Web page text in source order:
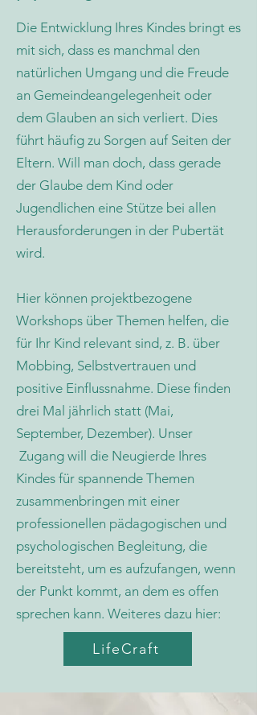
Die Entwicklung Ihres Kindes bringt es
mit sich, dass es manchmal den
natürlichen Umgang und die Freude
an Gemeindeangelegenheit oder
dem Glauben an sich verliert. Dies
führt häufig zu Sorgen auf Seiten der
Eltern. Will man doch, dass gerade
der Glaube dem Kind oder
Jugendlichen eine Stütze bei allen
Herausforderungen in der Pubertät
wird.
Hier können projektbezogene
Workshops über Themen helfen, die
für Ihr Kind relevant sind, z. B. über
Mobbing, Selbstvertrauen und
positive Einflussnahme. Diese finden
drei Mal jährlich statt (Mai,
September, Dezember). Unser
Zugang will die Neugierde Ihres
Kindes für spannende Themen
zusammenbringen mit einer
professionellen pädagogischen und
psychologischen Begleitung, die
bereitsteht, um es aufzufangen, wenn
der Punkt kommt, an dem es offen
sprechen kann. Weiteres dazu hier:
LifeCraft